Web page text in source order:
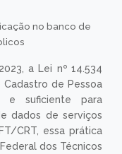
no banco de
a Lei nº 14.534
de Pessoa
e suficiente para
dados de serviços
CRT, essa prática
dos Técnicos